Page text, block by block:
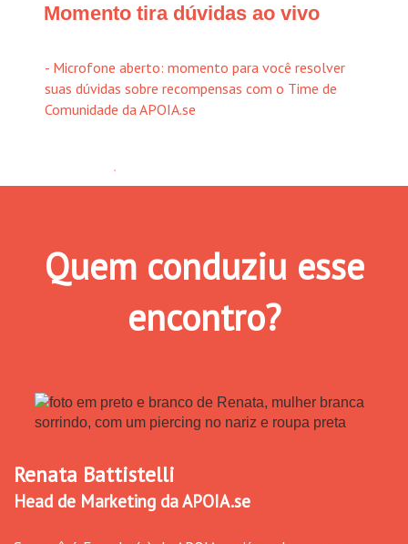
Momento tira dúvidas ao vivo
- Microfone aberto: momento para você resolver
suas dúvidas sobre recompensas com o Time de
Comunidade da APOIA.se
.
Quem conduziu esse
encontro?
Renata Battistelli
Head de Marketing da APOIA.se